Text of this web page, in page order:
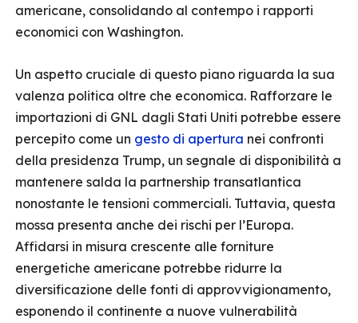
americane, consolidando al contempo i rapporti
economici con Washington.
Un aspetto cruciale di questo piano riguarda la sua
valenza politica oltre che economica. Rafforzare le
importazioni di GNL dagli Stati Uniti potrebbe essere
percepito come un gesto di apertura nei confronti
della presidenza Trump, un segnale di disponibilità a
mantenere salda la partnership transatlantica
nonostante le tensioni commerciali. Tuttavia, questa
mossa presenta anche dei rischi per l’Europa.
Affidarsi in misura crescente alle forniture
energetiche americane potrebbe ridurre la
diversificazione delle fonti di approvvigionamento,
esponendo il continente a nuove vulnerabilità